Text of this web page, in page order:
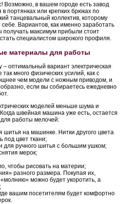
Возможно, в вашем городе есть завод
портянках или крепких брюках по
танцевальный коллектив, которому
Вариантов, как именно заработать
получать максимум прибыли стоит
специалистом широкого профиля.
материалы для работы
оптимальный вариант электрическая
много физических усилий, как с
чем модели с ножным приводом, и
если вы собираетесь ежедневно
моделей меньше шума и
швейная машина уже есть, остается
работы мелочей:
на машинке. Нитки другого цвета
под цвет ткани;
для ручного шитья с большим ушком;
мерок;
чтобы рисовать на материи;
разного размера. Покупая их,
можно будет укоротить, а
вашим посетителям будет комфортно